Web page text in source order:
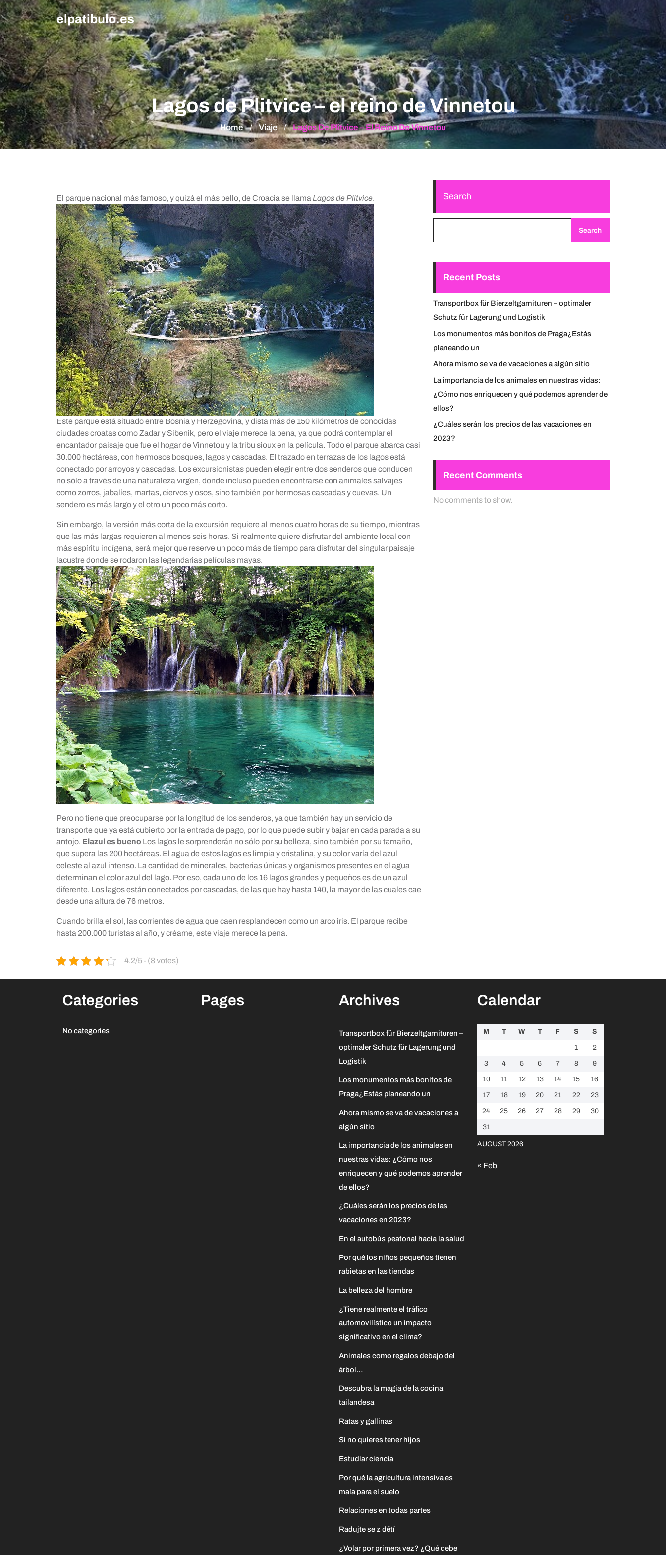
Skip
to
content
elpatibulo.es
Lagos de Plitvice – el reino de Vinnetou
Home / Viaje / Lagos De Plitvice – El Reino De Vinnetou
El parque nacional más famoso, y quizá el más bello, de Croacia se llama Lagos de Plitvice.
Este parque está situado entre Bosnia y Herzegovina, y dista más de 150 kilómetros de conocidas
ciudades croatas como Zadar y Sibenik, pero el viaje merece la pena, ya que podrá contemplar el
encantador paisaje que fue el hogar de Vinnetou y la tribu sioux en la película. Todo el parque abarca casi
30.000 hectáreas, con hermosos bosques, lagos y cascadas. El trazado en terrazas de los lagos está
conectado por arroyos y cascadas. Los excursionistas pueden elegir entre dos senderos que conducen
no sólo a través de una naturaleza virgen, donde incluso pueden encontrarse con animales salvajes
como zorros, jabalíes, martas, ciervos y osos, sino también por hermosas cascadas y cuevas. Un
sendero es más largo y el otro un poco más corto.
Sin embargo, la versión más corta de la excursión requiere al menos cuatro horas de su tiempo, mientras
que las más largas requieren al menos seis horas. Si realmente quiere disfrutar del ambiente local con
más espíritu indígena, será mejor que reserve un poco más de tiempo para disfrutar del singular paisaje
lacustre donde se rodaron las legendarias películas mayas.
Pero no tiene que preocuparse por la longitud de los senderos, ya que también hay un servicio de
transporte que ya está cubierto por la entrada de pago, por lo que puede subir y bajar en cada parada a su
antojo. Elazul es bueno Los lagos le sorprenderán no sólo por su belleza, sino también por su tamaño,
que supera las 200 hectáreas. El agua de estos lagos es limpia y cristalina, y su color varía del azul
celeste al azul intenso. La cantidad de minerales, bacterias únicas y organismos presentes en el agua
determinan el color azul del lago. Por eso, cada uno de los 16 lagos grandes y pequeños es de un azul
diferente. Los lagos están conectados por cascadas, de las que hay hasta 140, la mayor de las cuales cae
desde una altura de 76 metros.
Cuando brilla el sol, las corrientes de agua que caen resplandecen como un arco iris. El parque recibe
hasta 200.000 turistas al año, y créame, este viaje merece la pena.
4.2/5 - (8 votes)
Search
Search
Recent Posts
Transportbox für Bierzeltgarnituren – optimaler
Schutz für Lagerung und Logistik
Los monumentos más bonitos de Praga¿Estás
planeando un
Ahora mismo se va de vacaciones a algún sitio
La importancia de los animales en nuestras vidas:
¿Cómo nos enriquecen y qué podemos aprender de
ellos?
¿Cuáles serán los precios de las vacaciones en
2023?
Recent Comments
No comments to show.
Categories
No categories
Pages Archives
Transportbox für Bierzeltgarnituren –
optimaler Schutz für Lagerung und
Logistik
Los monumentos más bonitos de
Praga¿Estás planeando un
Ahora mismo se va de vacaciones a
algún sitio
La importancia de los animales en
nuestras vidas: ¿Cómo nos
enriquecen y qué podemos aprender
de ellos?
¿Cuáles serán los precios de las
vacaciones en 2023?
En el autobús peatonal hacia la salud
Por qué los niños pequeños tienen
rabietas en las tiendas
La belleza del hombre
¿Tiene realmente el tráfico
automovilístico un impacto
significativo en el clima?
Animales como regalos debajo del
árbol…
Descubra la magia de la cocina
tailandesa
Ratas y gallinas
Si no quieres tener hijos
Estudiar ciencia
Por qué la agricultura intensiva es
mala para el suelo
Relaciones en todas partes
Radujte se z dětí
¿Volar por primera vez? ¿Qué debe
Calendar
AUGUST 2026
M T W T F S S
1 2
3 4 5 6 7 8 9
10 11 12 13 14 15 16
17 18 19 20 21 22 23
24 25 26 27 28 29 30
31
« Feb